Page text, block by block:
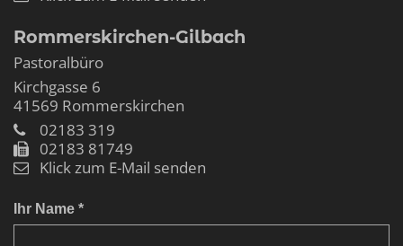
Rommerskirchen-Gilbach
Pastoralbüro
Kirchgasse 6
41569 Rommerskirchen
02183 319
02183 81749
Klick zum E-Mail senden
Ihr Name *